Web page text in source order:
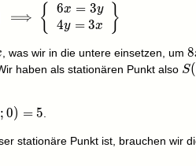
⟹ { 6x = 3y
4y = 3x }
, was wir in die untere einsetzen, um8
haben als stationären Punkt also S(
; 0) = 5
stationäre Punkt ist, brauchen wir